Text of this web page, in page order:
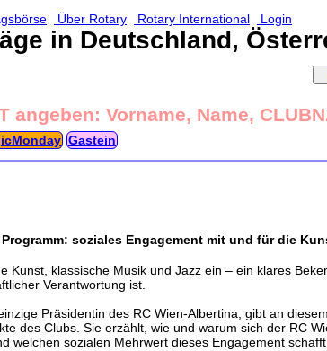
Über Rotary Rotary International Login
in Deutschland,
angeben: Vorname, Name,
Gastein
soziales Engagement mit und für die
Kunst, klassische Musik und Jazz ein – ein klares
Verantwortung ist.
Präsidentin des RC Wien-Albertina, gibt an
des Clubs. Sie erzählt, wie und warum sich der RC
welchen sozialen Mehrwert dieses Engagement